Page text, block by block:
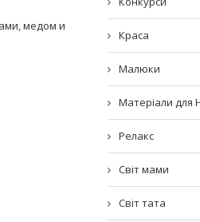
медом и
Краса
Малюки
Матеріали для
Релакс
Світ мами
Світ тата